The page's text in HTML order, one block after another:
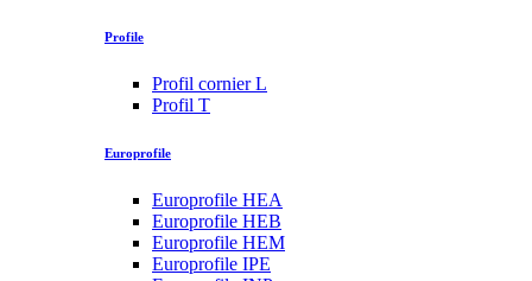
Profile
Profil cornier L
Profil T
Europrofile
Europrofile HEA
Europrofile HEB
Europrofile HEM
Europrofile IPE